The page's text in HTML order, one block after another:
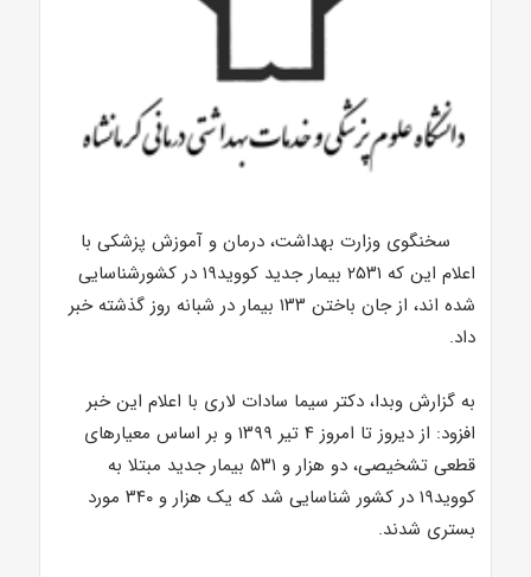
سخنگوی وزارت بهداشت، درمان و آموزش پزشکی با
اعلام این که ۲۵۳۱ بیمار جدید کووید۱۹ در کشورشناسایی
شده اند، از جان باختن ۱۳۳ بیمار در شبانه روز گذشته خبر
داد.
به گزارش وبدا، دکتر سیما سادات لاری با اعلام این خبر
افزود: از دیروز تا امروز ۴ تیر ۱۳۹۹ و بر اساس معیارهای
قطعی تشخیصی، دو هزار و ۵۳۱ بیمار جدید مبتلا به
کووید۱۹ در کشور شناسایی شد که یک هزار و ۳۴۰ مورد
بستری شدند.